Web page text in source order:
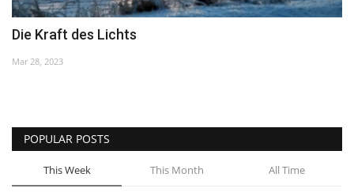
Language
Magyar Deutsch
Die Kraft des Lichts
Mar 28, 2023
POPULAR POSTS
This Week This Month All Time